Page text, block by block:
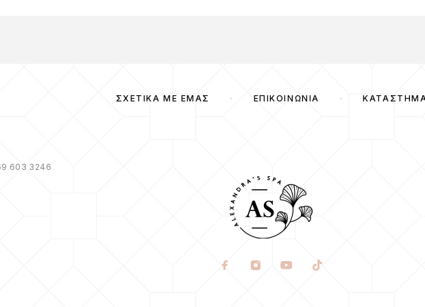
ΣΧΕΤΙΚΆ ΜΕ ΕΜΆΣ ΕΠΙΚΟΙΝΩΝΊΑ
603 3246